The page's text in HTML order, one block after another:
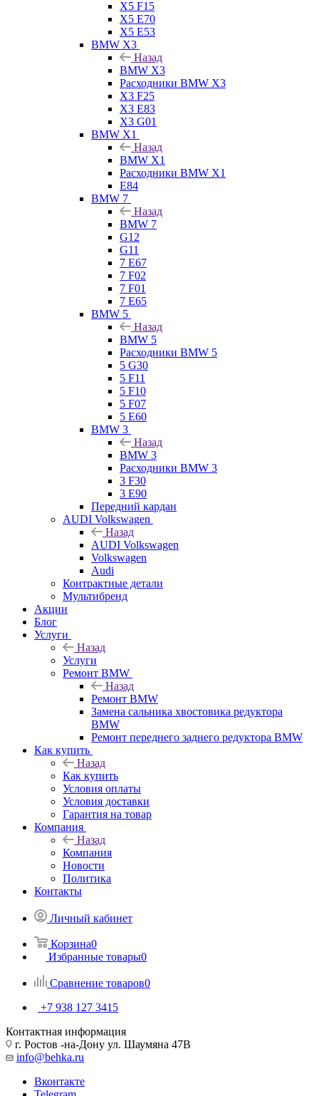
X5 F15
X5 E70
X5 E53
BMW X3
Назад
BMW X3
Расходники BMW X3
X3 F25
X3 E83
X3 G01
BMW X1
Назад
BMW X1
Расходники BMW X1
E84
BMW 7
Назад
BMW 7
G12
G11
7 Е67
7 F02
7 F01
7 E65
BMW 5
Назад
BMW 5
Расходники BMW 5
5 G30
5 F11
5 F10
5 F07
5 E60
BMW 3
Назад
BMW 3
Расходники BMW 3
3 F30
3 E90
Передний кардан
AUDI Volkswagen
Назад
AUDI Volkswagen
Volkswagen
Audi
Контрактные детали
Мультибренд
Акции
Блог
Услуги
Назад
Услуги
Ремонт BMW
Назад
Ремонт BMW
Замена сальника хвостовика редуктора
BMW
Ремонт переднего заднего редуктора BMW
Как купить
Назад
Как купить
Условия оплаты
Условия доставки
Гарантия на товар
Компания
Назад
Компания
Новости
Политика
Контакты
Личный кабинет
Корзина0
Избранные товары0
Сравнение товаров0
+7 938 127 3415
Контактная информация
г. Ростов -на-Дону ул. Шаумяна 47В
info@behka.ru
Вконтакте